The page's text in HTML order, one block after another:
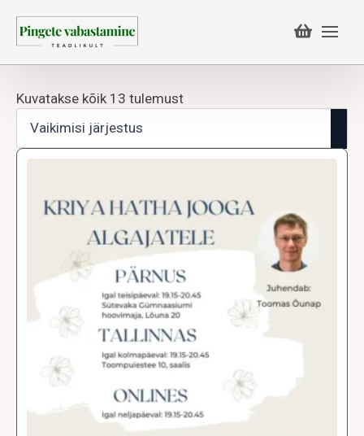
Kuvatakse kõik 13 tulemust